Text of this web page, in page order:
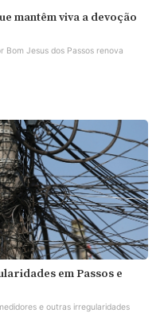
mantêm viva a devoção
Bom Jesus dos Passos renova
em Passos e
e outras irregularidades